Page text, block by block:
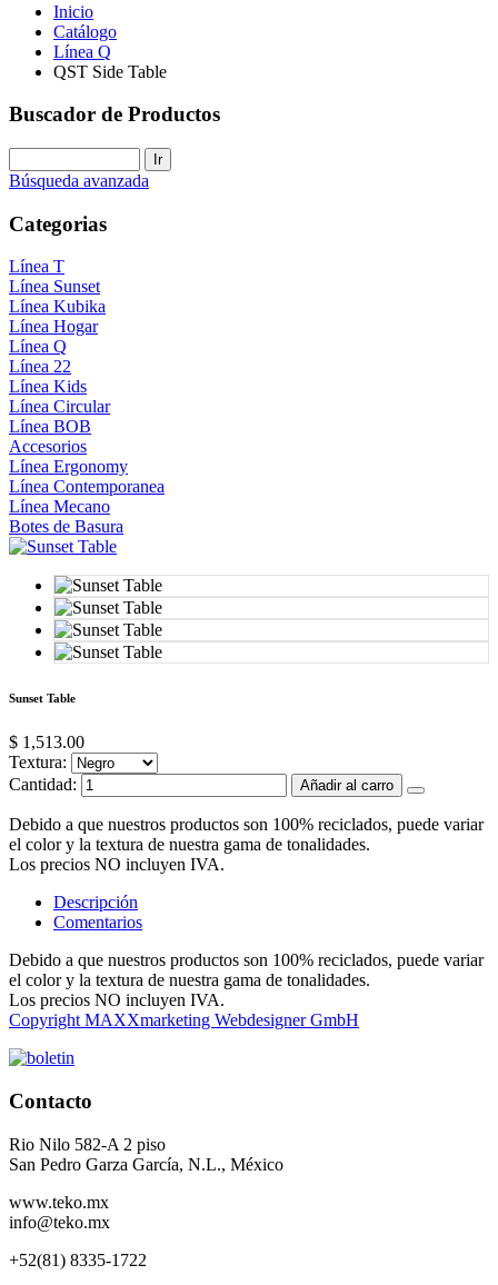
Inicio
Catálogo
Línea Q
QST Side Table
Buscador de Productos
Búsqueda avanzada
Categorias
Línea T
Línea Sunset
Línea Kubika
Línea Hogar
Línea Q
Línea 22
Línea Kids
Línea Circular
Línea BOB
Accesorios
Línea Ergonomy
Línea Contemporanea
Línea Mecano
Botes de Basura
Sunset Table
$ 1,513.00
Textura:
Cantidad:
Añadir al carro
Debido a que nuestros productos son 100% reciclados, puede variar
el color y la textura de nuestra gama de tonalidades.
Los precios NO incluyen IVA.
Descripción
Comentarios
Debido a que nuestros productos son 100% reciclados, puede variar
el color y la textura de nuestra gama de tonalidades.
Los precios NO incluyen IVA.
Copyright MAXXmarketing Webdesigner GmbH
Contacto
Rio Nilo 582-A 2 piso
San Pedro Garza García, N.L., México
www.teko.mx
info@teko.mx
+52(81) 8335-1722